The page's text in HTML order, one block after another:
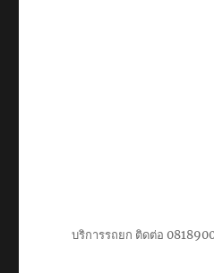
บริการรถยก ติดต่อ